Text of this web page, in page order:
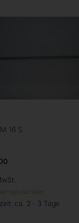
16 S
ca. 2 - 3 Tage